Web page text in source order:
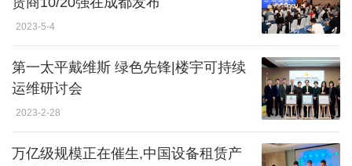
2023-5-4
第一太平戴维斯 绿色先锋|楼宇可持续
运维研讨会
2023-2-28
万亿级规模正在催生,中国设备租赁产